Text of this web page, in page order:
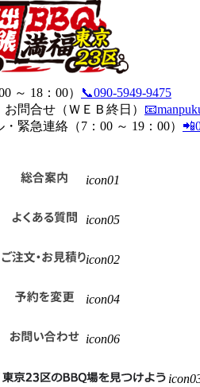
～ 18：00）
📞090-5949-9475
問合せ（ＷＥＢ終日）
緊急連絡（7：00 ～ 19：00）
icon01
icon05
icon02
icon04
icon06